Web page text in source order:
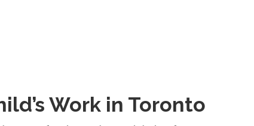
Work in Toronto